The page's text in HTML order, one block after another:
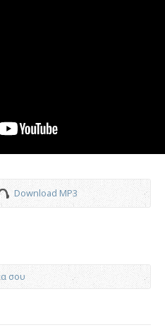
Download MP3
σου